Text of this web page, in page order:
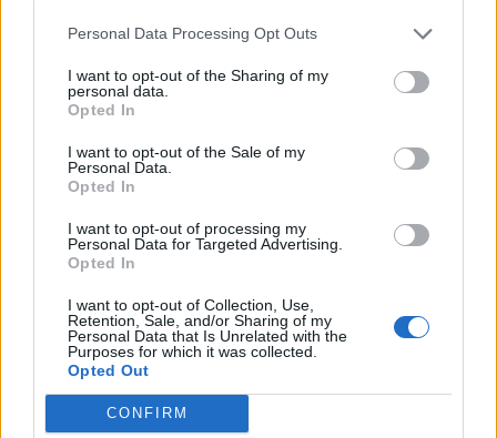
Personal Data Processing Opt Outs
I want to opt-out of the Sharing of my
personal data.
Opted In
I want to opt-out of the Sale of my
Personal Data.
Opted In
I want to opt-out of processing my
Personal Data for Targeted Advertising.
Opted In
I want to opt-out of Collection, Use,
Retention, Sale, and/or Sharing of my
Personal Data that Is Unrelated with the
Purposes for which it was collected.
Opted Out
CONFIRM
Θέσεις Εργασίας ανά Εταιρεία
Κέντρο Βοήθειας
Υπηρεσίες υποψηφίων
Συμβουλές Καριέρας
HR corner